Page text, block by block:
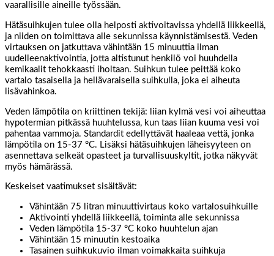
vaarallisille aineille työssään.
Hätäsuihkujen tulee olla helposti aktivoitavissa yhdellä liikkeellä,
ja niiden on toimittava alle sekunnissa käynnistämisestä. Veden
virtauksen on jatkuttava vähintään 15 minuuttia ilman
uudelleenaktivointia, jotta altistunut henkilö voi huuhdella
kemikaalit tehokkaasti iholtaan. Suihkun tulee peittää koko
vartalo tasaisella ja hellävaraisella suihkulla, joka ei aiheuta
lisävahinkoa.
Veden lämpötila on kriittinen tekijä: liian kylmä vesi voi aiheuttaa
hypotermian pitkässä huuhtelussa, kun taas liian kuuma vesi voi
pahentaa vammoja. Standardit edellyttävät haaleaa vettä, jonka
lämpötila on 15-37 °C. Lisäksi hätäsuihkujen läheisyyteen on
asennettava selkeät opasteet ja turvallisuuskyltit, jotka näkyvät
myös hämärässä.
Keskeiset vaatimukset sisältävät:
Vähintään 75 litran minuuttivirtaus koko vartalosuihkuille
Aktivointi yhdellä liikkeellä, toiminta alle sekunnissa
Veden lämpötila 15-37 °C koko huuhtelun ajan
Vähintään 15 minuutin kestoaika
Tasainen suihkukuvio ilman voimakkaita suihkuja